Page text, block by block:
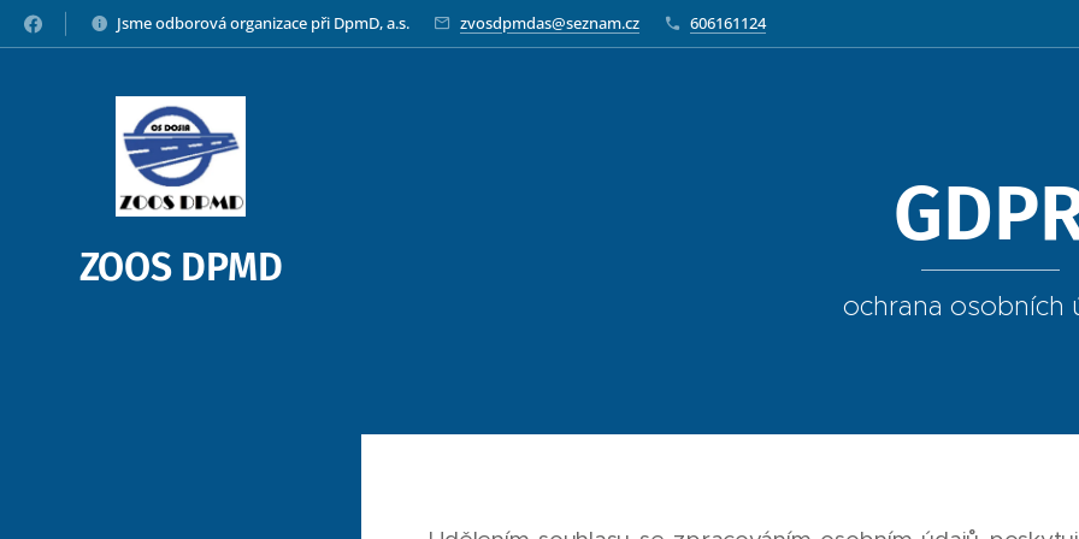
Jsme odborová organizace při DpmD, a.s. zvosdpmdas@seznam.cz 606161124
ZOOS DPMD
ochrana osobních